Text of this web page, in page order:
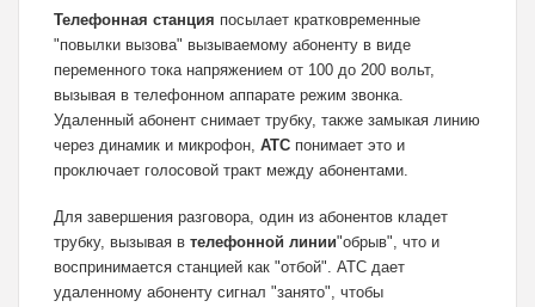
Телефонная станция посылает кратковременные
"повылки вызова" вызываемому абоненту в виде
переменного тока напряжением от 100 до 200 вольт,
вызывая в телефонном аппарате режим звонка.
Удаленный абонент снимает трубку, также замыкая линию
через динамик и микрофон, АТС понимает это и
проключает голосовой тракт между абонентами.
Для завершения разговора, один из абонентов кладет
трубку, вызывая в телефонной линии"обрыв", что и
воспринимается станцией как "отбой". АТС дает
удаленному абоненту сигнал "занято", чтобы